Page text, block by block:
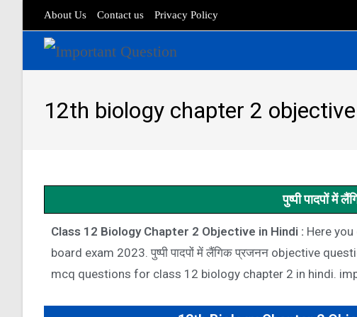
About Us Contact us Privacy Policy
12th biology chapter 2
पुष्पी पादपों में
Class 12 Biology Chapter 2 Objective in Hindi : Here
board exam 2023. पुष्पी पादपों में लैंगिक प्रजनन objective
mcq questions for class 12 biology chapter 2 in hindi.